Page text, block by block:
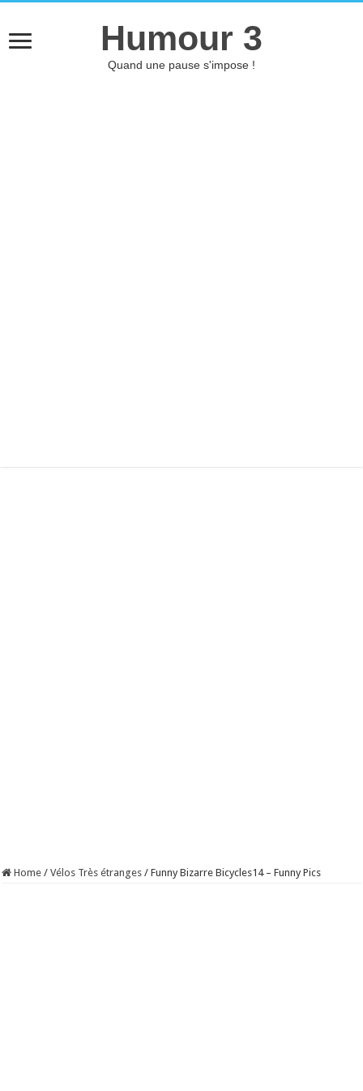
Humour 3
Quand une pause s'impose !
Home / Vélos Très étranges / Funny Bizarre Bicycles14 – Funny Pics